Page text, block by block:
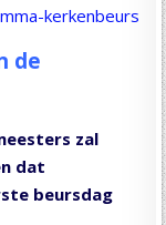
kerkenbeurs
de
zal
dat
beursdag